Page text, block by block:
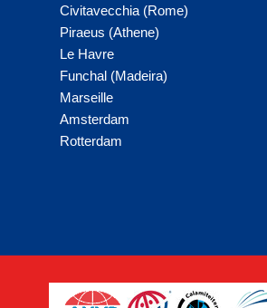
Civitavecchia (Rome)
Piraeus (Athene)
Le Havre
Funchal (Madeira)
Marseille
Amsterdam
Rotterdam